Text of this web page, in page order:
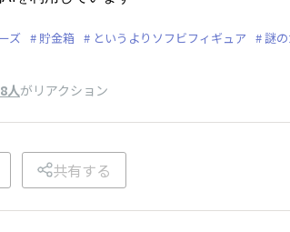
ズ 貯金箱 というよりソフビフィギュア 謎
人がリアクション
共有する